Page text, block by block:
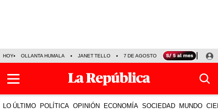
HOY OLLANTA HUMALA JANET TELLO 7 DE AGOSTO TINKA RESULTADOS
LO ÚLTIMO POLÍTICA OPINIÓN ECONOMÍA SOCIEDAD MUNDO